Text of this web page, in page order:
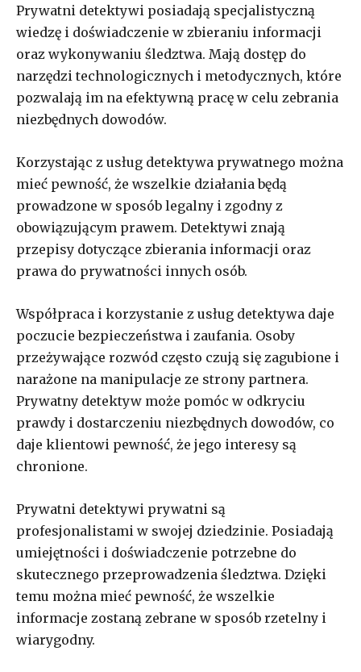
Prywatni detektywi posiadają specjalistyczną
wiedzę i doświadczenie w zbieraniu informacji
oraz wykonywaniu śledztwa. Mają dostęp do
narzędzi technologicznych i metodycznych, które
pozwalają im na efektywną pracę w celu zebrania
niezbędnych dowodów.
Korzystając z usług detektywa prywatnego można
mieć pewność, że wszelkie działania będą
prowadzone w sposób legalny i zgodny z
obowiązującym prawem. Detektywi znają
przepisy dotyczące zbierania informacji oraz
prawa do prywatności innych osób.
Współpraca i korzystanie z usług detektywa daje
poczucie bezpieczeństwa i zaufania. Osoby
przeżywające rozwód często czują się zagubione i
narażone na manipulacje ze strony partnera.
Prywatny detektyw może pomóc w odkryciu
prawdy i dostarczeniu niezbędnych dowodów, co
daje klientowi pewność, że jego interesy są
chronione.
Prywatni detektywi prywatni są
profesjonalistami w swojej dziedzinie. Posiadają
umiejętności i doświadczenie potrzebne do
skutecznego przeprowadzenia śledztwa. Dzięki
temu można mieć pewność, że wszelkie
informacje zostaną zebrane w sposób rzetelny i
wiarygodny.